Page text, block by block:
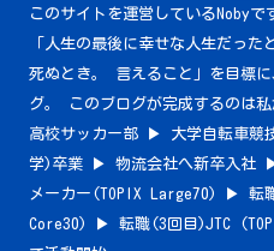
このサイトを運営しているNobyで
「人生の最後に幸せな人生だっ
死ぬとき。 言えること」を目標
グ。 このブログが完成するのは私
高校サッカー部 ▶︎ 大学自転車
学)卒業 ▶︎ 物流会社へ新卒入社
メーカー(TOPIX Large70) ▶︎ 転
Core30) ▶︎ 転職(3回目)JTC